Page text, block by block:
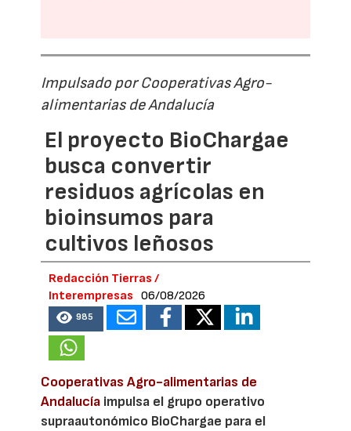
Impulsado por Cooperativas Agro-
alimentarias de Andalucía
El proyecto BioChargae
busca convertir
residuos agrícolas en
bioinsumos para
cultivos leñosos
Redacción Tierras /
Interempresas
06/08/2026
985
Cooperativas Agro-alimentarias de
Andalucía impulsa el grupo operativo
supraautonómico BioChargae para el